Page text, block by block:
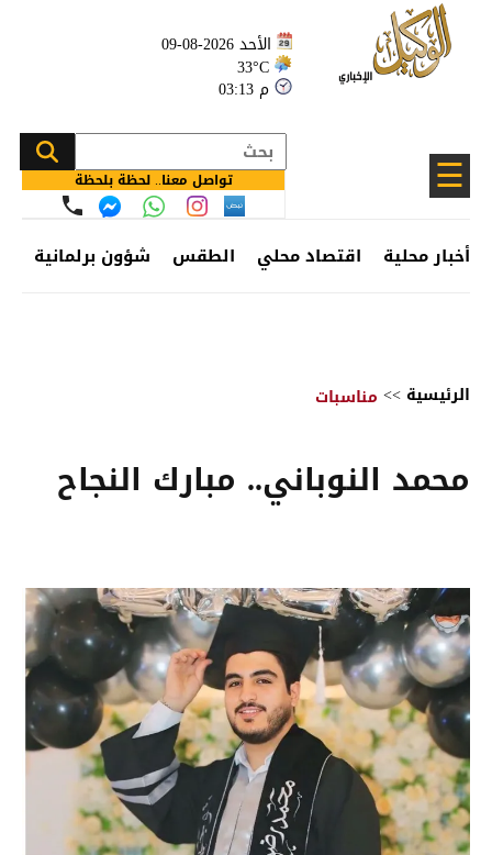
الأحد 2026-08-09
33°C
03:13 م
☰ تواصل معنا.. لحظة بلحظة
أخبار محلية اقتصاد محلي الطقس شؤون برلمانية
الرئيسية >> مناسبات
محمد النوباني.. مبارك النجاح